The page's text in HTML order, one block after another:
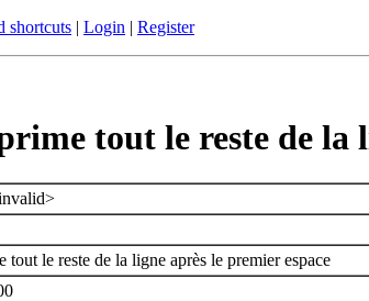
shortcuts | Login | Register
tout le reste de la
tout le reste de la ligne après le premier espace